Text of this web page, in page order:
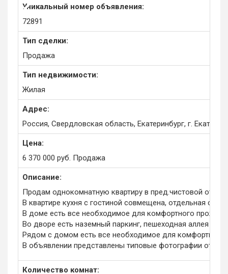
Уникальный номер объявления:
72891
Тип сделки:
Продажа
Тип недвижимости:
Жилая
Адрес:
Россия, Свердловская область, Екатеринбург, г.
Цена:
6 370 000 руб. Продажа
Описание:
Продам однокомнатную квартиру в пред.чистовой
В квартире кухня с гостиной совмещена, отдельная
В доме есть все необходимое для комфортного
Во дворе есть наземный паркинг, пешеходная аллея с
Рядом с домом есть все необходимое для комфортного
В объявлении представлены типовые фотографии
Количество комнат: